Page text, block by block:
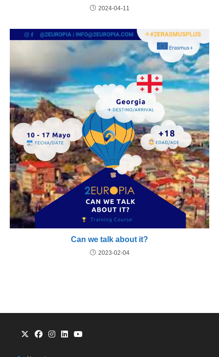
2024-04-11
Can we talk about it?
2023-02-04